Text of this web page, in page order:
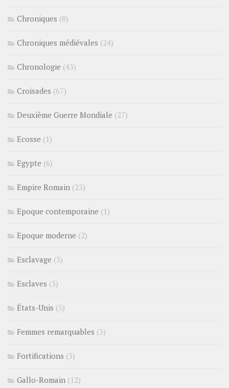
Chroniques (8)
Chroniques médiévales (24)
Chronologie (43)
Croisades (67)
Deuxième Guerre Mondiale (27)
Ecosse (1)
Egypte (6)
Empire Romain (25)
Epoque contemporaine (1)
Epoque moderne (2)
Esclavage (3)
Esclaves (3)
États-Unis (5)
Femmes remarquables (3)
Fortifications (3)
Gallo-Romain (12)